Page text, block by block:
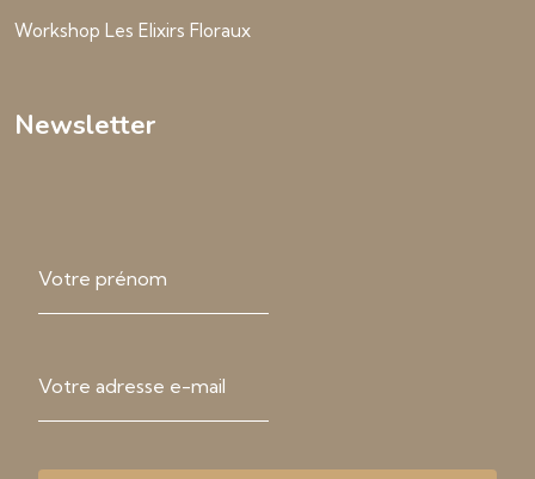
Workshop Les Elixirs Floraux
Newsletter